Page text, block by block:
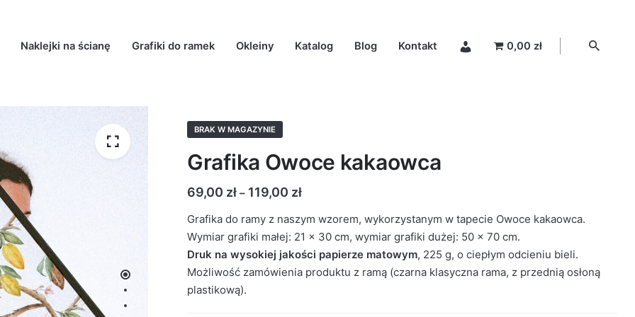
Naklejki na ścianę Grafiki do ramek Okleiny Katalog Blog Kontakt 0,00 zł
BRAK W MAGAZYNIE
Grafika Owoce kakaowca
69,00 zł – 119,00 zł
Grafika do ramy z naszym wzorem, wykorzystanym w tapecie Owoce kakaowca.
Wymiar grafiki małej: 21 x 30 cm, wymiar grafiki dużej: 50 x 70 cm.
Druk na wysokiej jakości papierze matowym, 225 g, o ciepłym odcieniu bieli.
Możliwość zamówienia produktu z ramą (czarna klasyczna rama, z przednią osłoną
plastikową).